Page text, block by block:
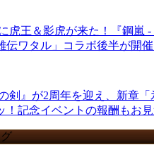
虎王＆影虎が来た！『鋼嵐 -
伝ワタル」コラボ後半が開催
剣』が2周年を迎え、新章
！記念イベントの報酬もお見